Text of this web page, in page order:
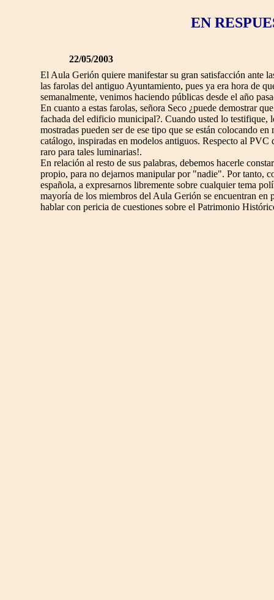
EN
22/05/2003
El Aula Gerión quiere manifestar su gran satisfacción ante
las farolas del antiguo Ayuntamiento, pues ya era hora de
semanalmente, venimos haciendo públicas desde el año
En cuanto a estas farolas, señora Seco ¿puede demostrar
fachada del edificio municipal?. Cuando usted lo testifique,
mostradas pueden ser de ese tipo que se están colocando
catálogo, inspiradas en modelos antiguos. Respecto al PVC
raro para tales luminarias!.
En relación al resto de sus palabras, debemos hacerle
propio, para no dejarnos manipular por "nadie". Por tanto,
española, a expresarnos libremente sobre cualquier tema
mayoría de los miembros del Aula Gerión se encuentran
hablar con pericia de cuestiones sobre el Patrimonio